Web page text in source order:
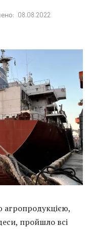
08.08.2022
агропродукцією,
пройшло всі